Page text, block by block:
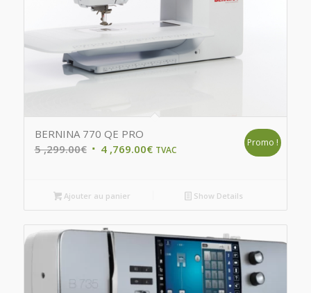
BERNINA 770 QE PRO
5 ,299.00€ Original
5
,299.00€.
4 ,769.00€Current
,769.00€.
TVAC
Promo !
Ajouter au panier Show Details